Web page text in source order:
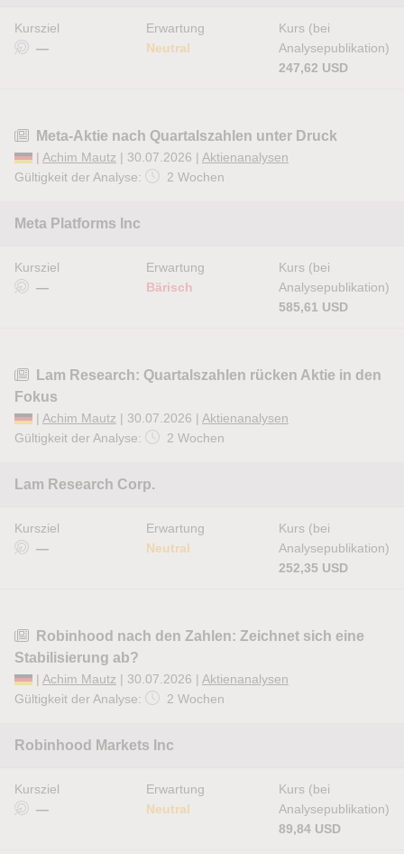
Kursziel
—
Erwartung
Neutral
Kurs (bei
Analysepublikation)
247,62 USD
Meta-Aktie nach Quartalszahlen unter Druck
| Achim Mautz | 30.07.2026 | Aktienanalysen
Gültigkeit der Analyse:
2 Wochen
Meta Platforms Inc
Kursziel
—
Erwartung
Bärisch
Kurs (bei
Analysepublikation)
585,61 USD
Lam Research: Quartalszahlen rücken Aktie in den
Fokus
| Achim Mautz | 30.07.2026 | Aktienanalysen
Gültigkeit der Analyse:
2 Wochen
Lam Research Corp.
Kursziel
—
Erwartung
Neutral
Kurs (bei
Analysepublikation)
252,35 USD
Robinhood nach den Zahlen: Zeichnet sich eine
Stabilisierung ab?
| Achim Mautz | 30.07.2026 | Aktienanalysen
Gültigkeit der Analyse:
2 Wochen
Robinhood Markets Inc
Kursziel
—
Erwartung
Neutral
Kurs (bei
Analysepublikation)
89,84 USD